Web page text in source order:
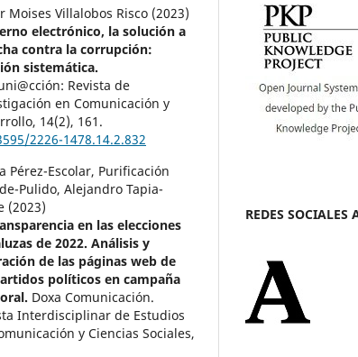
Moises Villalobos Risco (2023)
electrónico, la solución a
contra la corrupción:
sistemática.
Revista de
en Comunicación y
14(2), 161.
2226-1478.14.2.832
Pérez-Escolar, Purificación
Pulido, Alejandro Tapia-
(2023)
en las elecciones
de 2022. Análisis y
de las páginas web de
políticos en campaña
Doxa Comunicación.
Interdisciplinar de Estudios
y Ciencias Sociales,
REDES SOCIALES